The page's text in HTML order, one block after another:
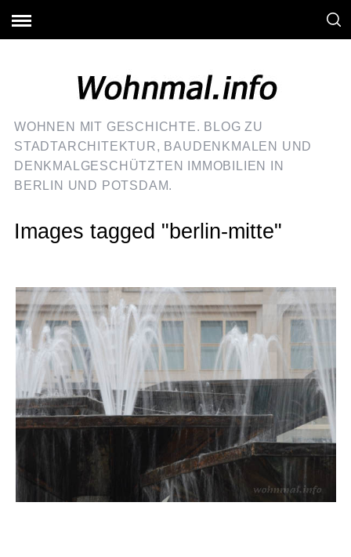
WOHNEN MIT GESCHICHTE. BLOG ZU
STADTARCHITEKTUR, BAUDENKMALEN UND
DENKMALGESCHÜTZTEN IMMOBILIEN IN
BERLIN UND POTSDAM.
Images tagged "berlin-mitte"